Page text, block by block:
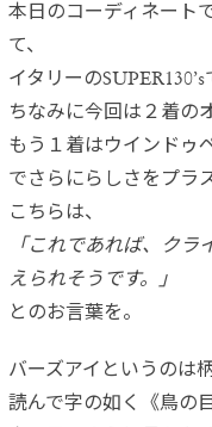
本日のコーディネート
て、
イタリーの
ちなみに今回は２着の
もう１着はウインドゥ
でさらにらしさをプラ
こちらは、
「これであれば、ク
えられそうです。」
とのお言葉を。
バーズアイというのは
読んで字の如く《鳥の